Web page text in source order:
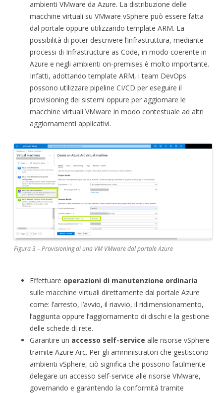
ambienti VMware da Azure. La distribuzione delle
macchine virtuali su VMware vSphere può essere fatta
dal portale oppure utilizzando template ARM. La
possibilità di poter descrivere l’infrastruttura, mediante
processi di Infrastructure as Code, in modo coerente in
Azure e negli ambienti on-premises è molto importante.
Infatti, adottando template ARM, i team DevOps
possono utilizzare pipeline CI/CD per eseguire il
provisioning dei sistemi oppure per aggiornare le
macchine virtuali VMware in modo contestuale ad altri
aggiornamenti applicativi.
Figura 3 – Provisioning di una VM VMware dal portale Azure
Effettuare operazioni di manutenzione ordinaria
sulle macchine virtuali direttamente dal portale Azure
come: l’arresto, l’avvio, il riavvio, il ridimensionamento,
l’aggiunta oppure l’aggiornamento di dischi e la gestione
delle schede di rete.
Garantire un accesso self-service alle risorse vSphere
tramite Azure Arc. Per gli amministratori che gestiscono
ambienti vSphere, ciò significa che possono facilmente
delegare un accesso self-service alle risorse VMware,
governando e garantendo la conformità tramite